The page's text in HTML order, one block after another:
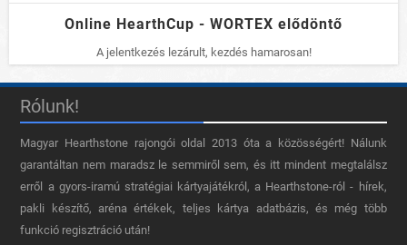
Online HearthCup - WORTEX elődöntő
A jelentkezés lezárult, kezdés hamarosan!
Rólunk!
Magyar Hearthstone​ rajongói oldal 2013 óta a közösségért! Nálunk
garantáltan nem maradsz le semmiről sem, és itt mindent megtalálsz
erről a gyors-iramú stratégiai kártyajátékról, a Hearthstone-ról - hírek,
pakli készítő, aréna értékek, teljes kártya adatbázis, és még több
funkció regisztráció után!